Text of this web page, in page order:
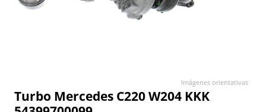
Turbo Mercedes C220 W204 KKK
Imágenes orientativas